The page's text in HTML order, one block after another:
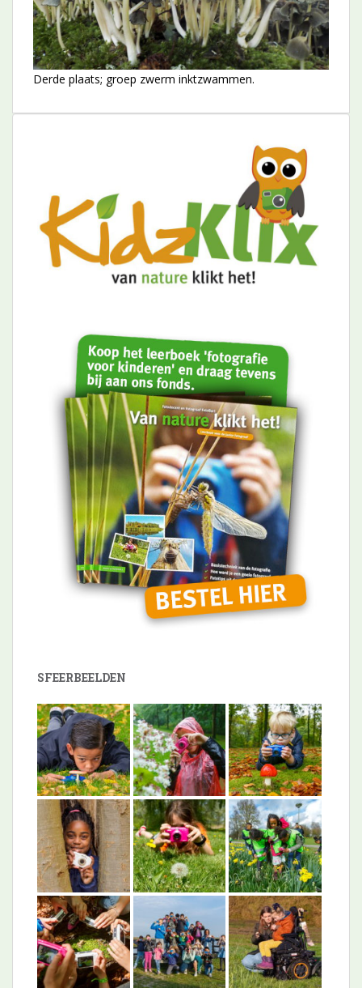
Derde plaats; groep zwerm inktzwammen.
SFEERBEELDEN